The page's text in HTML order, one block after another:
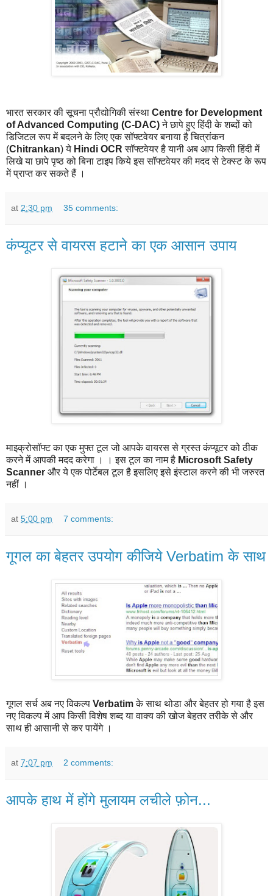
भारत सरकार की सूचना प्रौद्योगिकी संस्था Centre for Development
of Advanced Computing (C-DAC)ने छापे हुए हिंदी के शब्दों को
डिजिटल रूप में बदलने के लिए एक सॉफ्टवेयर बनाया है चित्रांकन
(Chitrankan) ये Hindi OCR सॉफ्टवेयर है यानी अब आप किसी हिंदी में
लिखे या छापे पृष्ठ को बिना टाइप किये इस सॉफ्टवेयर की मदद से टेक्स्ट के रूप
में प्राप्त कर सकते हैं ।
at 2:30 pm 35 comments:
कंप्यूटर से वायरस हटाने का एक आसान उपाय
माइक्रोसॉफ्ट का एक मुफ्त टूल जो आपके वायरस से ग्रस्त कंप्यूटर को ठीक
करने में आपकी मदद करेगा । । इस टूल का नाम है Microsoft Safety
Scanner और ये एक पोर्टेबल टूल है इसलिए इसे इंस्टाल करने की भी जरुरत
नहीं ।
at 5:00 pm 7 comments:
गूगल का बेहतर उपयोग कीजिये Verbatim के साथ
गूगल सर्च अब नए विकल्प Verbatimके साथ थोडा औरबेहतरहो गया है इस
नए विकल्प में आप किसी विशेष शब्द या वाक्य की खोज बेहतर तरीके से और
साथ ही आसानी से कर पायेंगे ।
at 7:07 pm 2 comments:
आपके हाथ में होंगे मुलायम लचीले फ़ोन...